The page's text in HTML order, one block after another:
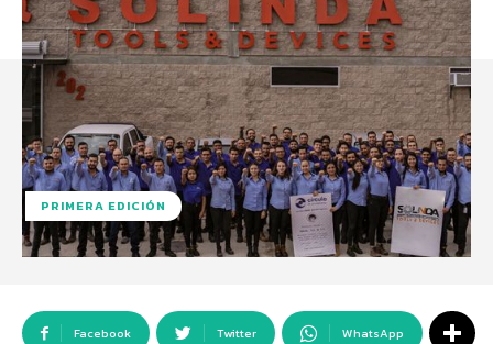
PRIMERA EDICIÓN
Facebook Twitter WhatsApp